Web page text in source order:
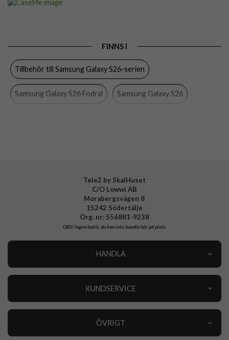
Kortfack, RFID-skydd, Stativfunktion
Färg
Konstläder, Mjukplast (TPU)
FINNS I
Tillbehör till Samsung Galaxy S26-serien
Samsung Galaxy S26 Fodral Samsung Galaxy S26
Tele2 by SkalHuset
C/O Lowwi AB
Morabergsvägen 8
15242 Södertälje
Org. nr: 556881-9238
OBS!Ingen butik, du kan inte handla här på plats
HANDLA
KUNDSERVICE
ÖVRIGT